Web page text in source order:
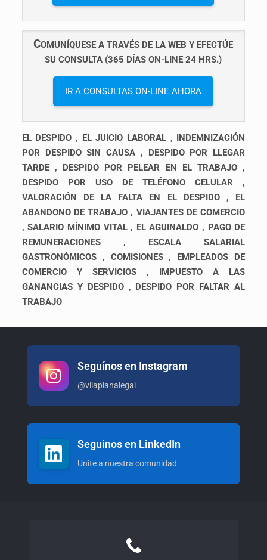
COMUNÍQUESE A TRAVÉS DE LA WEB Y EFECTÚE
SU CONSULTA (365 DÍAS ON-LINE 24 HRS.)
IR A CONSULTAS ON-LINE AHORA
EL DESPIDO , EL JUICIO LABORAL , INDEMNIZACIÓN
POR DESPIDO SIN CAUSA , DESPIDO POR LLEGAR
TARDE , DESPIDO POR PELEAR EN EL TRABAJO ,
DESPIDO POR USO DE TELÉFONO CELULAR ,
VALORACIÓN DE LA FALTA EN EL DESPIDO , EL
ABANDONO DE TRABAJO , VIAJANTES DE COMERCIO
, SALARIO MÍNIMO VITAL , EL AGUINALDO , PAGO DE
REMUNERACIONES , ESCALA SALARIAL
GASTRONÓMICOS , COMISIONES , EMPLEADOS DE
COMERCIO Y SERVICIOS , IMPUESTO A LAS
GANANCIAS Y DESPIDO , DESPIDO POR FALTAR AL
TRABAJO
Seguínos en Instagram
@vilaplanalegal
Seguinos en LinkedIn
Unite a nuestra comunidad